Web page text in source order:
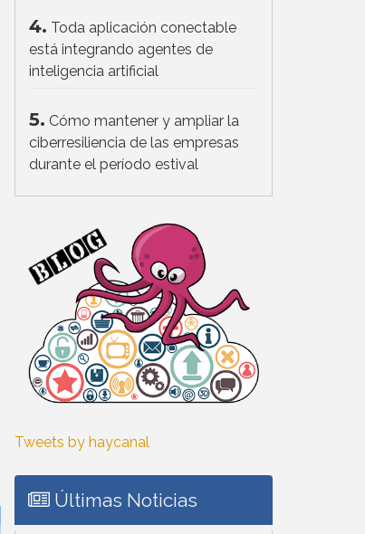
4. Toda aplicación conectable
está integrando agentes de
inteligencia artificial
5. Cómo mantener y ampliar la
ciberresiliencia de las empresas
durante el período estival
Tweets by haycanal
Últimas Noticias